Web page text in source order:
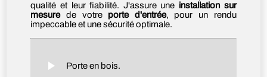
qualité et leur fiabilité. J'assure une installation sur
mesurede votre porte d'entrée, pour un rendu
impeccable et une sécurité optimale.
Porte en bois.